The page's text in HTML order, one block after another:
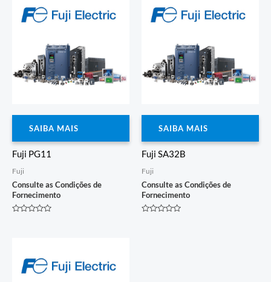
SAIBA MAIS
Fuji PG11
Fuji
Consulte as Condições de
Fornecimento
SAIBA MAIS
Fuji SA32B
Fuji
Consulte as Condições de
Fornecimento